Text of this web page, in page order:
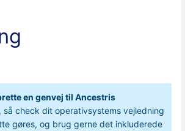
en genvej til Ancestris
, så check dit operativsystems vejledning
gøres, og brug gerne det inkluderede